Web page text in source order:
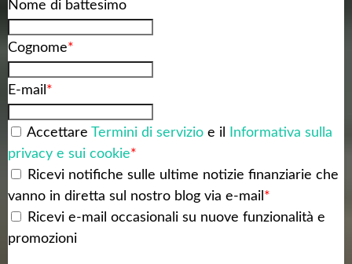
Nome di battesimo
Cognome*
E-mail *
Accettare Termini di servizio e il
Informativa sulla
privacy e sui cookie*
Ricevi notifiche sulle ultime notizie finanziarie che
vanno in diretta sul nostro blog via e-mail *
Ricevi e-mail occasionali su nuove funzionalità e
promozioni